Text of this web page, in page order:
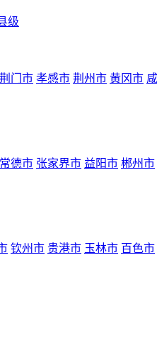
级
荆门市 孝感市 荆州市 黄冈市
常德市 张家界市 益阳市 郴州市
钦州市 贵港市 玉林市 百色市